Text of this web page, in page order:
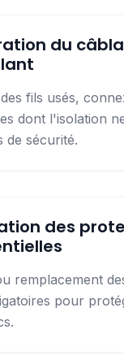
du
fils usés,
dont l'isolation
de sécurité.
des
remplacement
pour